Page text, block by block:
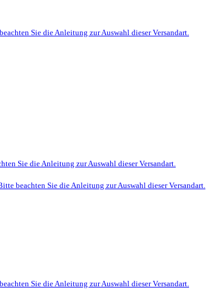
Sie die Anleitung zur Auswahl dieser Versandart.
Sie die Anleitung zur Auswahl dieser Versandart.
beachten Sie die Anleitung zur Auswahl dieser Versandart.
Sie die Anleitung zur Auswahl dieser Versandart.